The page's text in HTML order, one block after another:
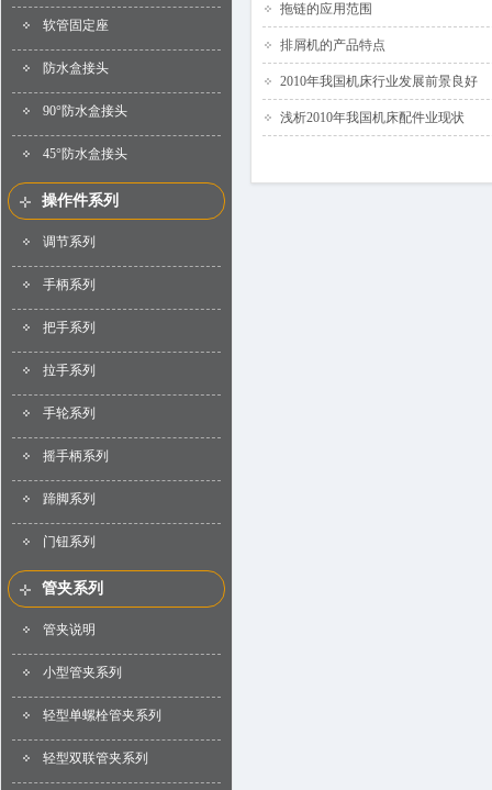
软管固定座
防水盒接头
90°防水盒接头
45°防水盒接头
操作件系列
调节系列
手柄系列
把手系列
拉手系列
手轮系列
摇手柄系列
蹄脚系列
门钮系列
管夹系列
管夹说明
小型管夹系列
轻型单螺栓管夹系列
轻型双联管夹系列
拖链的应用范围
排屑机的产品特点
2010年我国机床行业发展前景良好
浅析2010年我国机床配件业现状